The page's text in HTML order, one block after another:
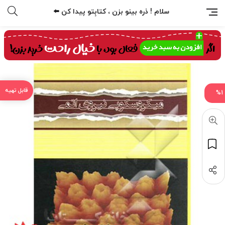
سلام ! ذره بینو بزن ، کتابِتو پیدا کن ⬅️